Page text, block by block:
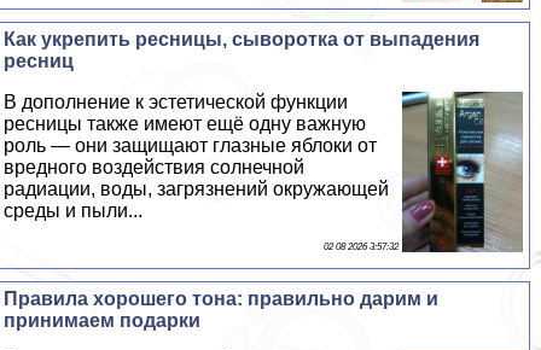
Как укрепить ресницы, сыворотка от выпадения
ресниц
В дополнение к эстетической функции
ресницы также имеют ещё одну важную
роль — они защищают глазные яблоки от
вредного воздействия солнечной
радиации, воды, загрязнений окружающей
среды и пыли...
02 08 2026 3:57:32
Правила хорошего тона: правильно дарим и
принимаем подарки